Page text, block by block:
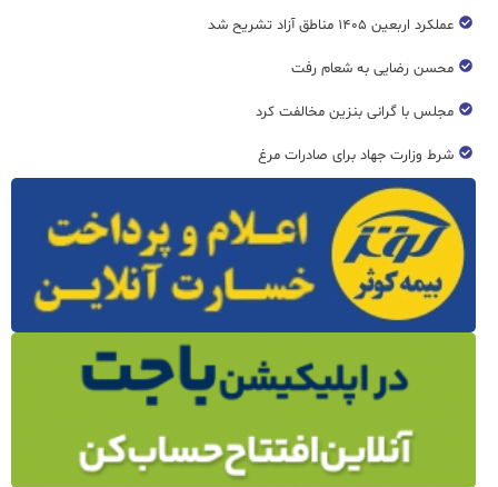
عملکرد اربعین ۱۴۰۵ مناطق آزاد تشریح شد
محسن رضایی به شعام رفت
مجلس با گرانی بنزین مخالفت کرد
شرط وزارت جهاد برای صادرات مرغ